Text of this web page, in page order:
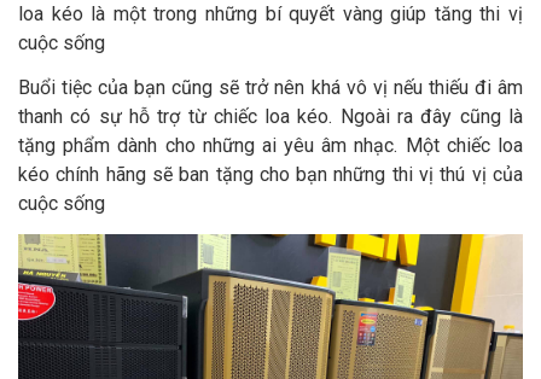
loa kéo là một trong những bí quyết vàng giúp tăng thi vị
cuộc sống
Buổi tiệc của bạn cũng sẽ trở nên khá vô vị nếu thiếu đi âm
thanh có sự hỗ trợ từ chiếc loa kéo. Ngoài ra đây cũng là
tặng phẩm dành cho những ai yêu âm nhạc. Một chiếc loa
kéo chính hãng sẽ ban tặng cho bạn những thi vị thú vị của
cuộc sống